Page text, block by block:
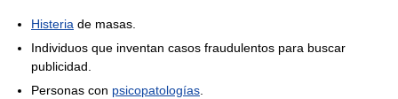
Histeria de masas.
Individuos que inventan casos fraudulentos para buscar
publicidad.
Personas con psicopatologías